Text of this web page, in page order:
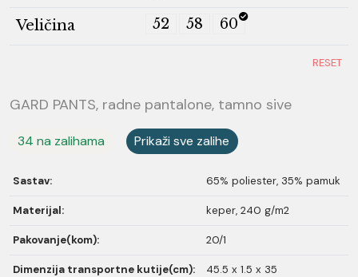
Veličina 52 58 60
RESET
GARD PANTS, radne pantalone, tamno sive
34 na zalihama Prikaži sve zalihe
Sastav: 65% poliester, 35% pamuk
Materijal: keper, 240 g/m2
Pakovanje(kom): 20/1
Dimenzija transportne kutije(cm): 45.5 x 1.5 x 35